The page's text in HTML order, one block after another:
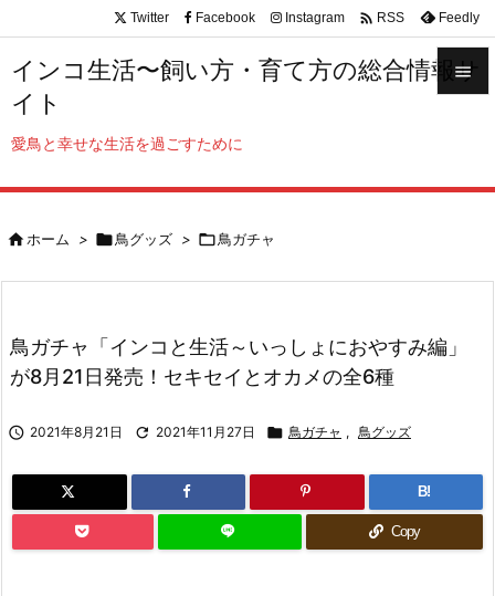
インコ生活〜飼い方・育て方の総合情報サ
イト
愛鳥と幸せな生活を過ごすために

サイド


Twitter Facebook Instagram  RSS Feedly
ホーム > 鳥グッズ > 鳥ガチャ
鳥ガチャ「インコと生活～いっしょにおやすみ編」
が8月21日発売！セキセイとオカメの全6種
 2021年8月21日  2021年11月27日  鳥ガチャ , 鳥グッズ
B!
Copy